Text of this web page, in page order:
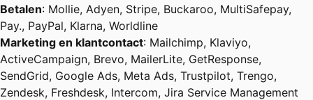
Betalen: Mollie, Adyen, Stripe, Buckaroo, MultiSafepay,
Pay., PayPal, Klarna, Worldline
Marketing en klantcontact: Mailchimp, Klaviyo,
ActiveCampaign, Brevo, MailerLite, GetResponse,
SendGrid, Google Ads, Meta Ads, Trustpilot, Trengo,
Zendesk, Freshdesk, Intercom, Jira Service Management